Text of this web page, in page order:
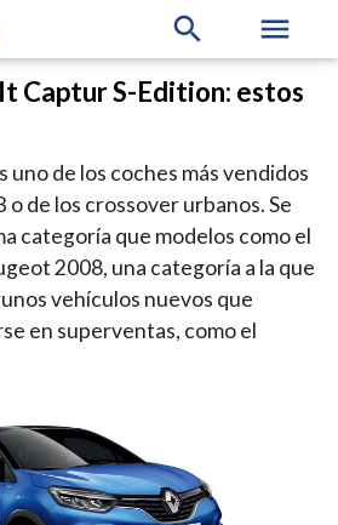
search menu
Captur S-Edition: estos
uno de los coches más vendidos
o de los crossover urbanos. Se
categoría que modelos como el
2008, una categoría a la que
vehículos nuevos que
en superventas, como el